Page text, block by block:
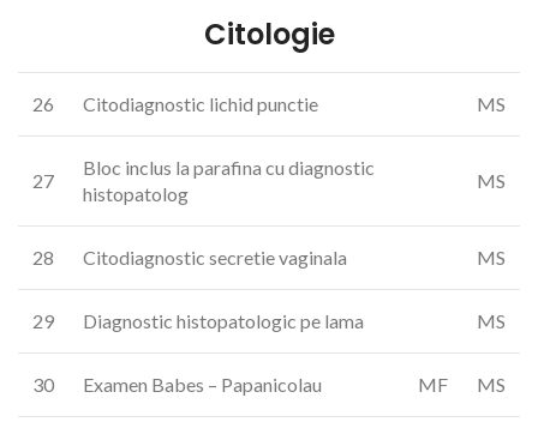
Citologie
26 Citodiagnostic lichid punctie MS
27
Bloc inclus la parafina cu diagnostic
histopatolog
MS
28 Citodiagnostic secretie vaginala MS
29 Diagnostic histopatologic pe lama MS
30 Examen Babes – Papanicolau MF MS